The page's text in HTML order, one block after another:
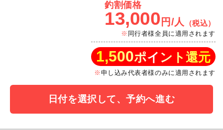
釣割価格
13,000 円/人 （税込）
同行者様全員に適用されます
1,500ポイント還元
申し込み代表者様のみに適用されます
日付を選択して、予約へ進む